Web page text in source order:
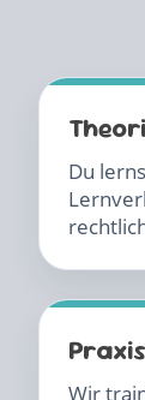
Du
Wir